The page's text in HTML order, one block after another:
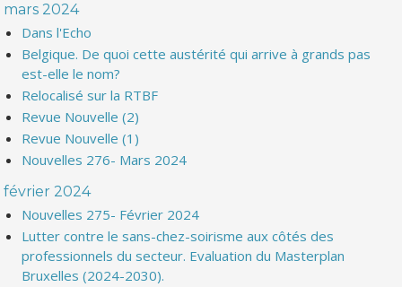
mars 2024
Dans l'Echo
Belgique. De quoi cette austérité qui arrive à grands pas
est-elle le nom?
Relocalisé sur la RTBF
Revue Nouvelle (2)
Revue Nouvelle (1)
Nouvelles 276- Mars 2024
février 2024
Nouvelles 275- Février 2024
Lutter contre le sans-chez-soirisme aux côtés des
professionnels du secteur. Evaluation du Masterplan
Bruxelles (2024-2030).